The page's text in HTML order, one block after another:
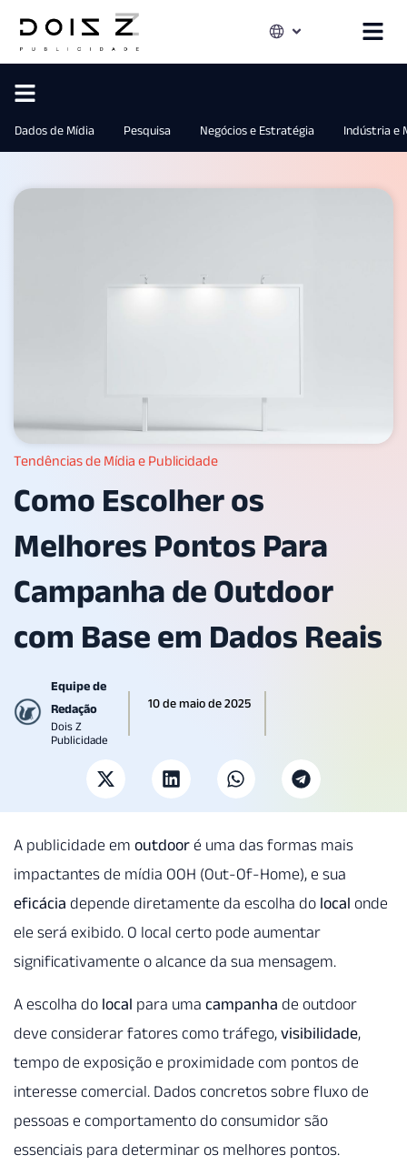
Dados de Mídia Pesquisa Negócios e Estratégia Indústria e
Tendências de Mídia e Publicidade
Como Escolher os
Melhores Pontos Para
Campanha de Outdoor
com Base em Dados Reais
Equipe de
Redação
Dois Z
Publicidade
10 de maio de 2025
A publicidade em outdoor é uma das formas mais
impactantes de mídia OOH (Out-Of-Home), e sua
eficácia depende diretamente da escolha do local onde
ele será exibido. O local certo pode aumentar
significativamente o alcance da sua mensagem.
A escolha do local para uma campanha de outdoor
deve considerar fatores como tráfego, visibilidade,
tempo de exposição e proximidade com pontos de
interesse comercial. Dados concretos sobre fluxo de
pessoas e comportamento do consumidor são
essenciais para determinar os melhores pontos.